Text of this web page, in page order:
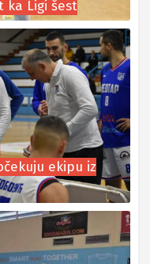
ka Ligi šest
ekipu iz